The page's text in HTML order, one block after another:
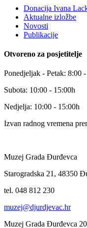
Donacija Ivana
Aktualne izložbe
Novosti
Publikacije
Otvoreno za posjetitelje
Ponedjeljak - Petak: 8:00
Subota: 10:00 - 15:00h
Nedjelja: 10:00 - 15:00h
Izvan radnog vremena
Muzej Grada Đurđevca
Starogradska 21, 48350
tel. 048 812 230
muzej@djurdjevac.hr
Muzej Grada Đurđevca